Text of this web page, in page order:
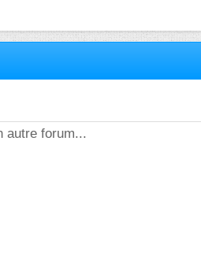
autre forum...